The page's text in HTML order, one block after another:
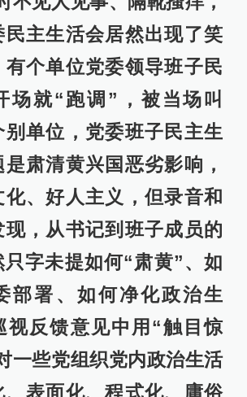
民主生活会居然出现了笑
个单位党委领导班子民
场就“跑调”，被当场叫
单位，党委班子民主生
肃清黄兴国恶劣影响，
、好人主义，但录音和
，从书记到班子成员的
字未提如何“肃黄”、如
部署、如何净化政治生
视反馈意见中用“触目惊
一些党组织党内政治生活
、表面化、程式化、庸俗